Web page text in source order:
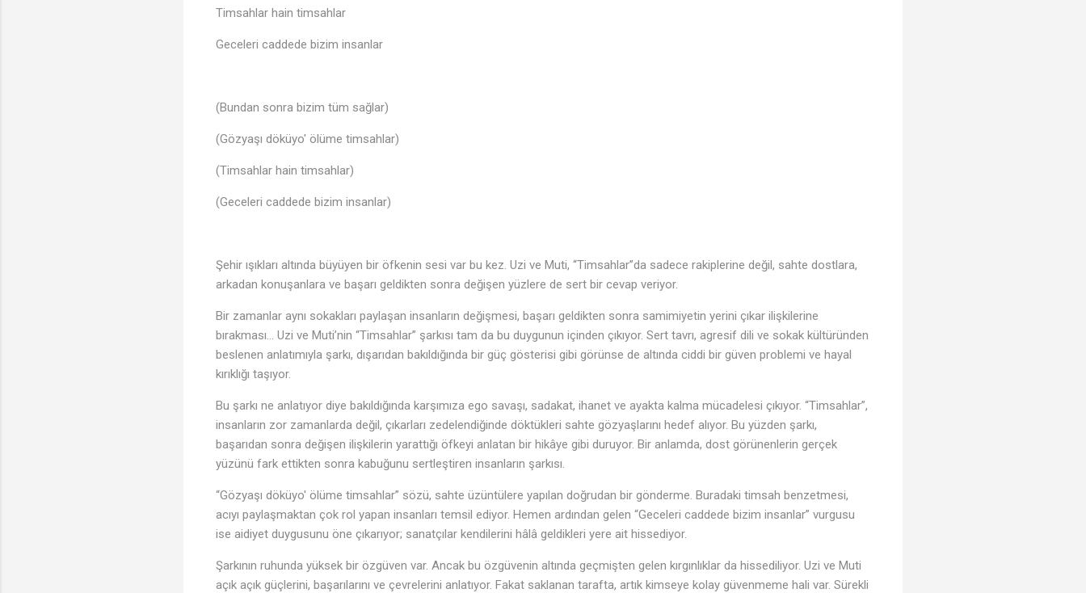
Timsahlar hain timsahlar
Geceleri caddede bizim insanlar
(Bundan sonra bizim tüm sağlar)
(Gözyaşı döküyo' ölüme timsahlar)
(Timsahlar hain timsahlar)
(Geceleri caddede bizim insanlar)
Şehir ışıkları altında büyüyen bir öfkenin sesi var bu kez. Uzi ve Muti, “Timsahlar”da sadece rakiplerine değil, sahte dostlara,
arkadan konuşanlara ve başarı geldikten sonra değişen yüzlere de sert bir cevap veriyor.
Bir zamanlar aynı sokakları paylaşan insanların değişmesi, başarı geldikten sonra samimiyetin yerini çıkar ilişkilerine
bırakması… Uzi ve Muti’nin “Timsahlar” şarkısı tam da bu duygunun içinden çıkıyor. Sert tavrı, agresif dili ve sokak kültüründen
beslenen anlatımıyla şarkı, dışarıdan bakıldığında bir güç gösterisi gibi görünse de altında ciddi bir güven problemi ve hayal
kırıklığı taşıyor.
Bu şarkı ne anlatıyor diye bakıldığında karşımıza ego savaşı, sadakat, ihanet ve ayakta kalma mücadelesi çıkıyor. “Timsahlar”,
insanların zor zamanlarda değil, çıkarları zedelendiğinde döktükleri sahte gözyaşlarını hedef alıyor. Bu yüzden şarkı,
başarıdan sonra değişen ilişkilerin yarattığı öfkeyi anlatan bir hikâye gibi duruyor. Bir anlamda, dost görünenlerin gerçek
yüzünü fark ettikten sonra kabuğunu sertleştiren insanların şarkısı.
“Gözyaşı döküyo' ölüme timsahlar” sözü, sahte üzüntülere yapılan doğrudan bir gönderme. Buradaki timsah benzetmesi,
acıyı paylaşmaktan çok rol yapan insanları temsil ediyor. Hemen ardından gelen “Geceleri caddede bizim insanlar” vurgusu
ise aidiyet duygusunu öne çıkarıyor; sanatçılar kendilerini hâlâ geldikleri yere ait hissediyor.
Şarkının ruhunda yüksek bir özgüven var. Ancak bu özgüvenin altında geçmişten gelen kırgınlıklar da hissediliyor. Uzi ve Muti
açık açık güçlerini, başarılarını ve çevrelerini anlatıyor. Fakat saklanan tarafta, artık kimseye kolay güvenmeme hali var. Sürekli
♪